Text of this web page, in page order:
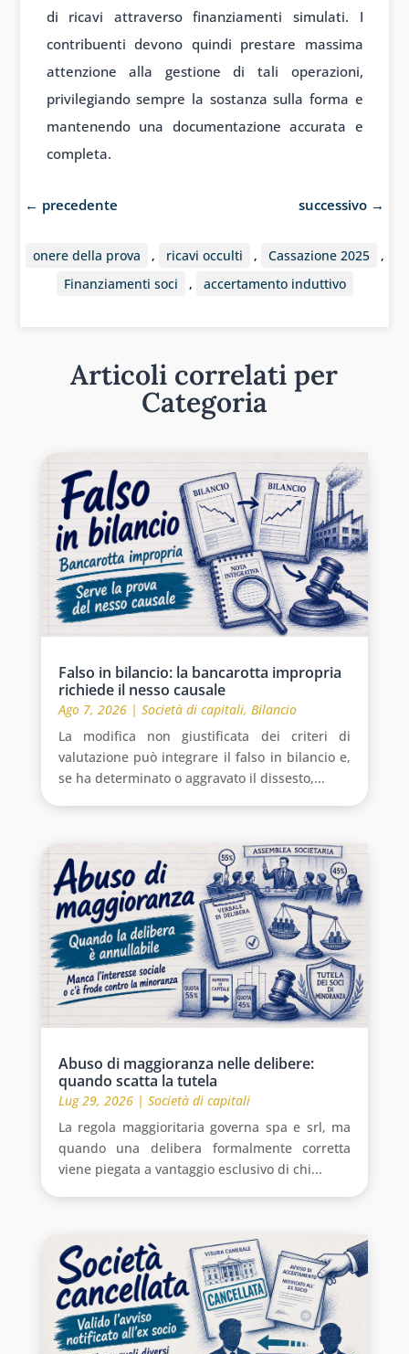
di ricavi attraverso finanziamenti simulati. I
contribuenti devono quindi prestare massima
attenzione alla gestione di tali operazioni,
privilegiando sempre la sostanza sulla forma e
mantenendo una documentazione accurata e
completa.
← precedente successivo →
onere della prova , ricavi occulti , Cassazione 2025
,
Finanziamenti soci
, accertamento induttivo
Articoli correlati per
Categoria
Falso in bilancio: la bancarotta impropria
richiede il nesso causale
Ago 7, 2026| Società di capitali, Bilancio
La modifica non giustificata dei criteri di
valutazione può integrare il falso in bilancio e,
se ha determinato o aggravato il dissesto,...
Abuso di maggioranza nelle delibere:
quando scatta la tutela
Lug 29, 2026| Società di capitali
La regola maggioritaria governa spa e srl, ma
quando una delibera formalmente corretta
viene piegata a vantaggio esclusivo di chi...